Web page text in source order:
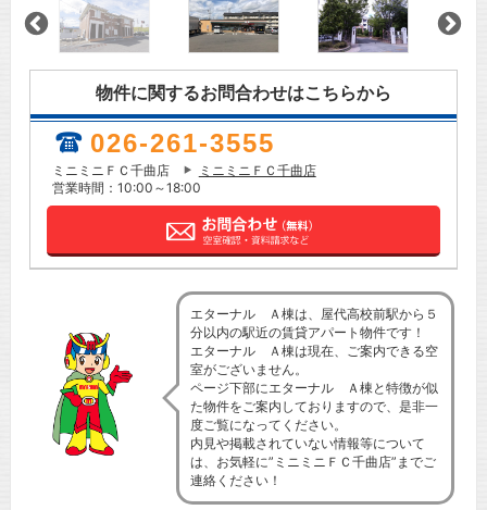
物件に関するお問合わせはこちらから
026-261-3555
ミニミニＦＣ千曲店
ミニミニＦＣ千曲店
営業時間：10:00～18:00
エターナル Ａ棟は、屋代高校前駅から５
分以内の駅近の賃貸アパート物件です！
エターナル Ａ棟は現在、ご案内できる空
室がございません。
ページ下部にエターナル Ａ棟と特徴が似
た物件をご案内しておりますので、是非一
度ご覧になってください。
内見や掲載されていない情報等について
は、お気軽に”ミニミニＦＣ千曲店”までご
連絡ください！